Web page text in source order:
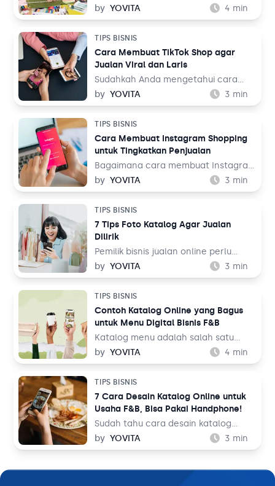
bisnis yang tak akan pernah mati.
Sebab, pada dasarnya setiap orang
kehidupan sehari-hari mereka, baik
untuk bekerja maupun aktivitas
lainnya. Tentu ini jadi peluang bisnis
yang menjanjikan dari waktu ke
waktu.
by YOVITA 4 min
TIPS BISNIS
Cara Membuat TikTok Shop agar
Jualan Viral dan Laris
Sudahkah Anda mengetahui cara
membuat TikTok Shop? TikTok
merupakan salah satu media sosial
sosial yang menampilkan konten
audio visual tersebut dinilai menarik
karena menampilkan beragam tema,
mulai dari hiburan, resep makanan,
hingga pengetahuan. Bahkan media
sosial ini juga bisa digunakan untuk
Lalu, bagaimana cara membuatnya
untuk jualan online?
by YOVITA 3 min
TIPS BISNIS
Cara Membuat Instagram Shopping
untuk Tingkatkan Penjualan
Bagaimana cara membuat Instagram
Shopping? Instagram adalah salah
satu media sosial populer saat ini
orang di seluruh dunia. Dalam
perspektif bisnis, hal ini tentu menjadi
sebuah keuntungan.
by YOVITA 3 min
TIPS BISNIS
7 Tips Foto Katalog Agar Jualan
Dilirik
Pemilik bisnis jualan online perlu
belajar tentang fotografi produk
agar bisa menghasilkan foto yang
barang dagangan. Foto katalog tidak
bisa dilakukan sembarangan dan asal
upload ke tempat jualan. Saat
berbelanja, pengunjung toko online
bukan hanya membandingkan harga
dengan toko sebelah, tetapi juga
ada.
by YOVITA 3 min
TIPS BISNIS
Contoh Katalog Online yang Bagus
untuk Menu Digital Bisnis F&B
Katalog menu adalah salah satu
elemen penting dalam bisnis F&B.
Tidak hanya memudahkan pelanggan
mereka pesan, tapi katalog menu
juga bisa menjadi sarana
membangun image untuk bisnis Anda.
Oleh karena itu, mendesain katalog
menu menjadi hal yang perlu
dipikirkan secara matang dan
by YOVITA 4 min
TIPS BISNIS
7 Cara Desain Katalog Online untuk
Usaha F&B, Bisa Pakai Handphone!
Sudah tahu cara desain katalog
online? Sebagai pemilik bisnis F&B,
Anda perlu memperkenalkan
baik ke pelanggan. Sebelum
by YOVITA 3 min